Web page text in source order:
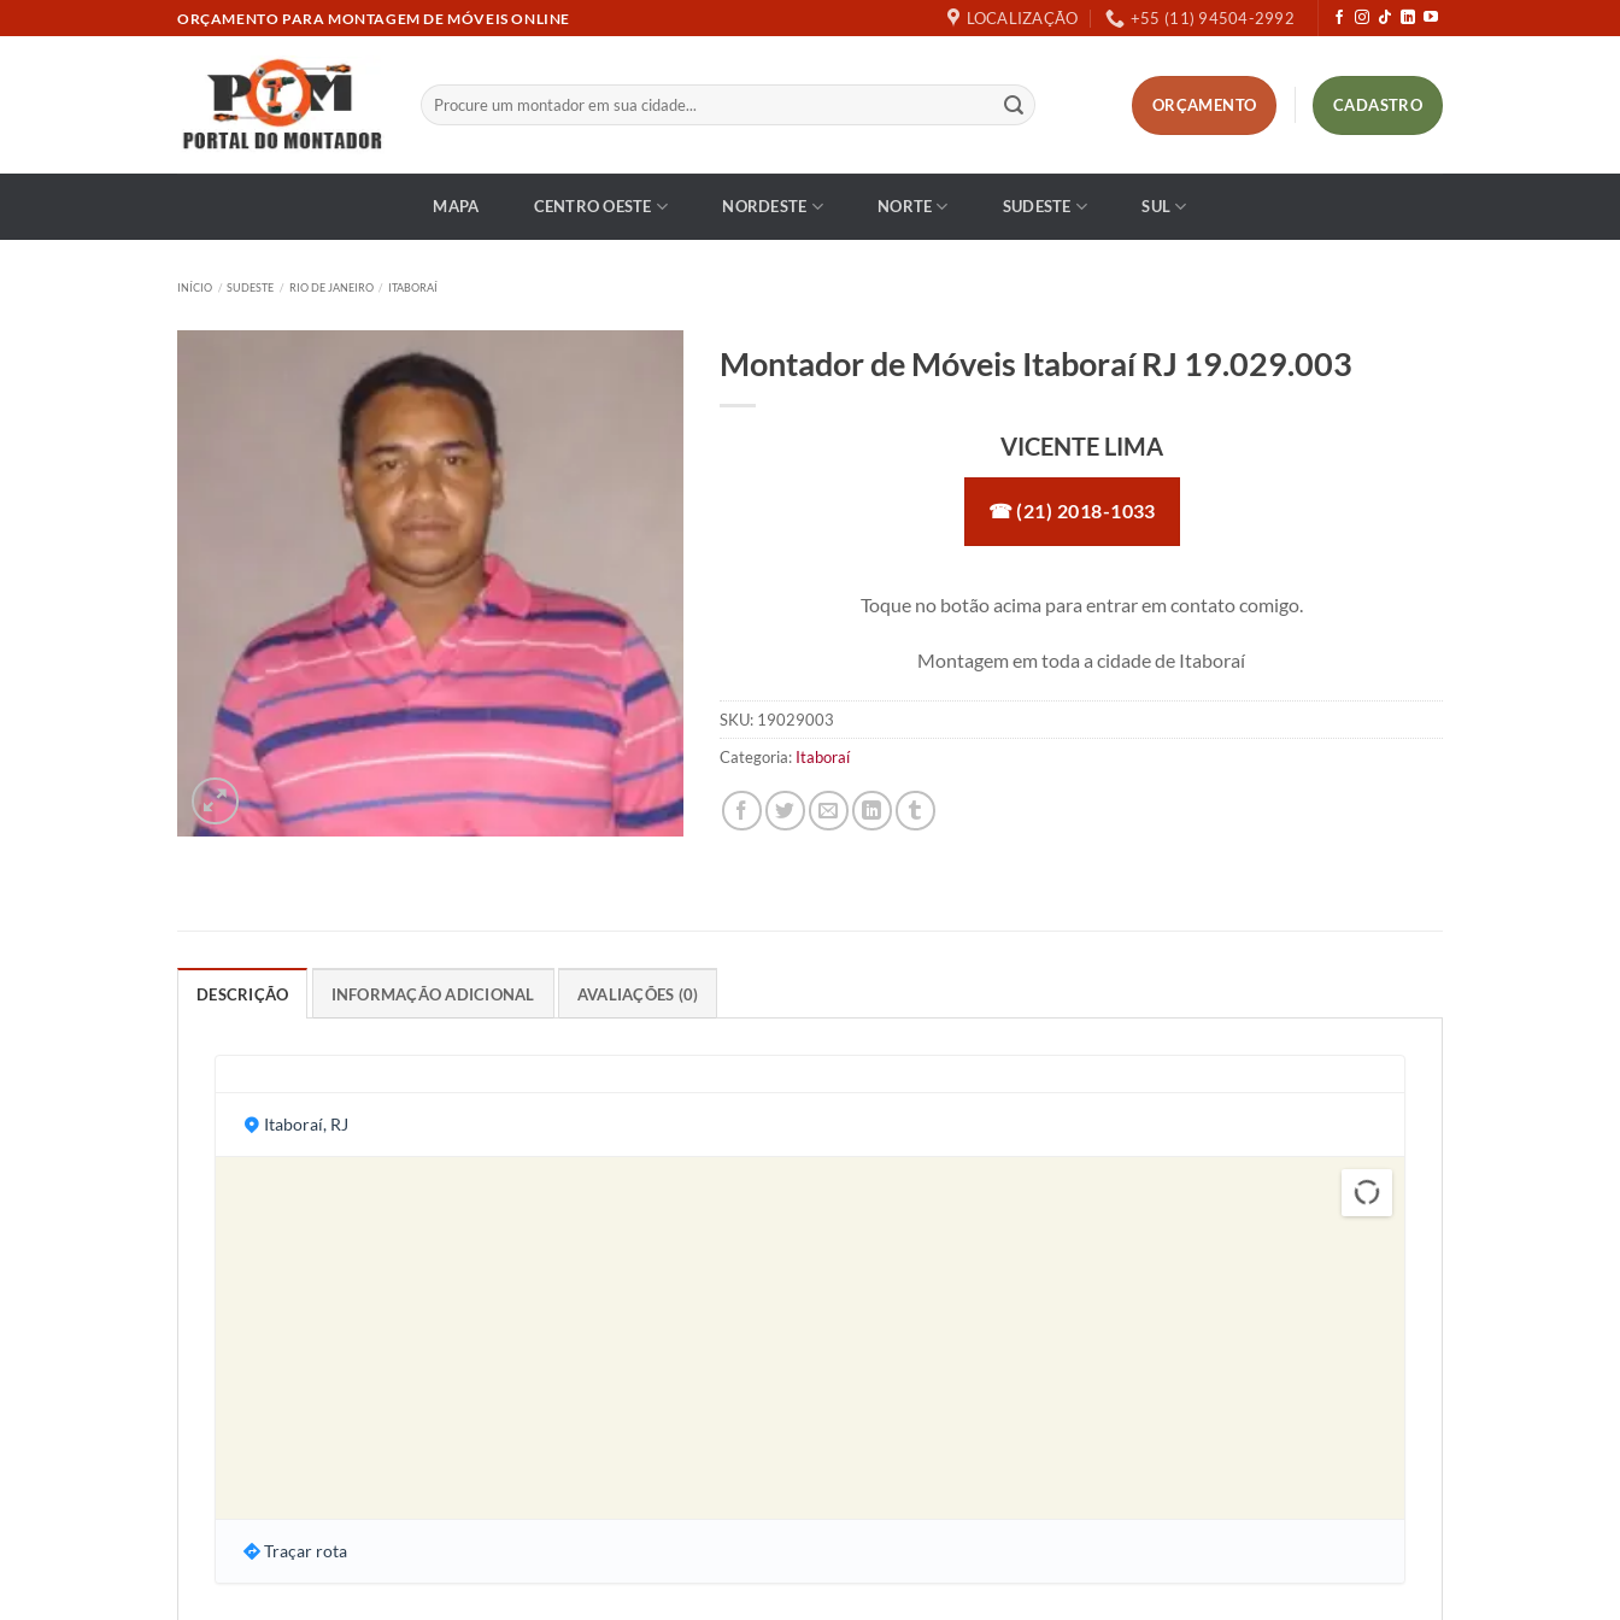
to
ORÇAMENTO PARA MONTAGEM DE MÓVEIS ONLINE LOCALIZAÇÃO +55 (11) 94504-2992
Pesquisar
por:
ORÇAMENTO CADASTRO
MAPA CENTRO OESTE NORDESTE NORTE SUDESTE SUL
INÍCIO / SUDESTE / RIO DE JANEIRO / ITABORAÍ
Montador de Móveis Itaboraí RJ 19.029.003
VICENTE LIMA
☎ (21) 2018-1033
Toque no botão acima para entrar em contato comigo.
Montagem em toda a cidade de Itaboraí
SKU: 19029003
Categoria: Itaboraí
DESCRIÇÃO INFORMAÇÃO ADICIONAL AVALIAÇÕES (0)
Itaboraí, RJ
Traçar rota